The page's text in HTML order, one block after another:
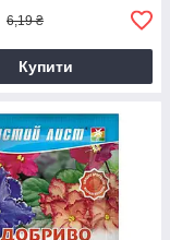
6,19 ₴
Купити